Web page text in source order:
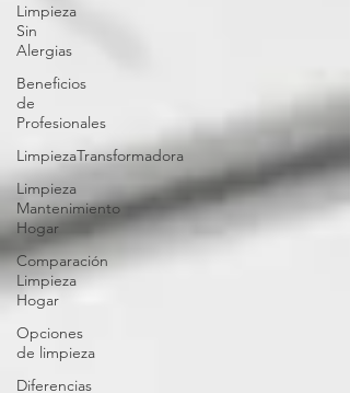
Limpieza
Sin
Alergias
Beneficios
de
Profesionales
LimpiezaTransformadora
Limpieza
Mantenimiento
Hogar
Comparación
Limpieza
Hogar
Opciones
de limpieza
Diferencias